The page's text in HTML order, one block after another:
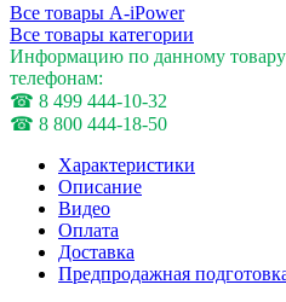
Все товары A-iPower
Все товары категории
Информацию по данному
телефонам:
☎ 8 499 444-10-32
☎ 8 800 444-18-50
Характеристики
Описание
Видео
Оплата
Доставка
Предпродажная